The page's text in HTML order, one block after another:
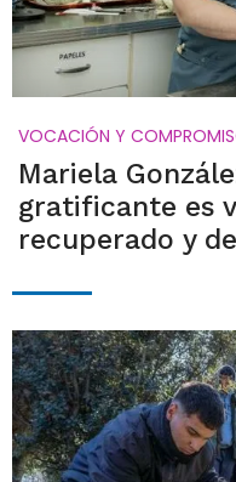
VOCACIÓN Y
Mariela
gratificante es
recuperado y